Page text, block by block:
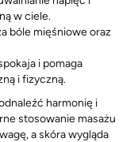
w ciele.
bóle mięśniowe oraz
i pomaga
i fizyczną.
harmonię i
stosowanie masażu
a skóra wygląda